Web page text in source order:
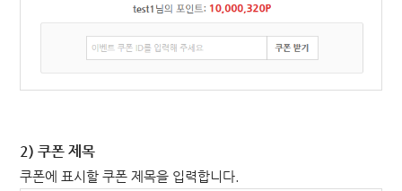
2) 쿠폰 제목
쿠폰에 표시할 쿠폰 제목을 입력합니다.